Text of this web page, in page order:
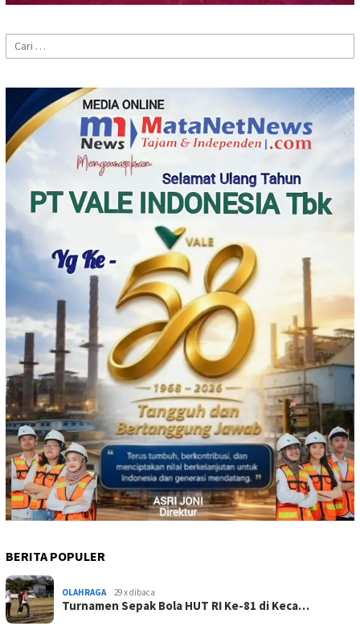
Cari
untuk:
BERITA POPULER
OLAHRAGA 29 x dibaca
Turnamen Sepak Bola HUT RI Ke-81 di Keca…